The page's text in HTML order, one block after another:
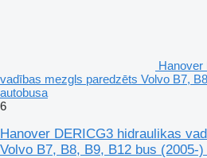
Hanover
vadības mezgls paredzēts Volvo B7,
autobusa
6
Hanover DERICG3 hidraulikas
Volvo B7, B8, B9, B12 bus (2005-